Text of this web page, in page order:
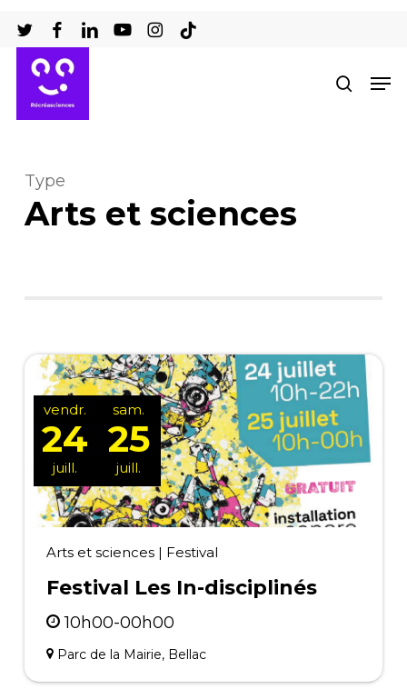
au
contenu
principal
Type
Arts et sciences
Arts et sciences| Festival
Festival Les In-disciplinés
10h00-00h00
Parc de la Mairie, Bellac
vendr.
24
juill.
sam.
25
juill.
le